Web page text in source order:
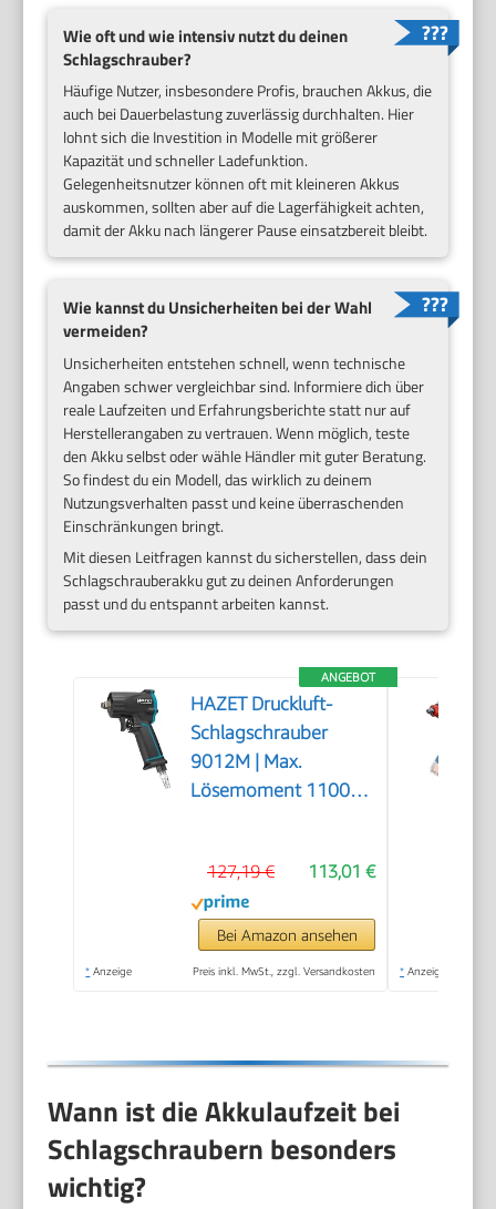
Wie oft und wie intensiv nutzt du deinen
Schlagschrauber?
Häufige Nutzer, insbesondere Profis, brauchen Akkus, die
auch bei Dauerbelastung zuverlässig durchhalten. Hier
lohnt sich die Investition in Modelle mit größerer
Kapazität und schneller Ladefunktion.
Gelegenheitsnutzer können oft mit kleineren Akkus
auskommen, sollten aber auf die Lagerfähigkeit achten,
damit der Akku nach längerer Pause einsatzbereit bleibt.
Wie kannst du Unsicherheiten bei der Wahl
vermeiden?
Unsicherheiten entstehen schnell, wenn technische
Angaben schwer vergleichbar sind. Informiere dich über
reale Laufzeiten und Erfahrungsberichte statt nur auf
Herstellerangaben zu vertrauen. Wenn möglich, teste
den Akku selbst oder wähle Händler mit guter Beratung.
So findest du ein Modell, das wirklich zu deinem
Nutzungsverhalten passt und keine überraschenden
Einschränkungen bringt.
Mit diesen Leitfragen kannst du sicherstellen, dass dein
Schlagschrauberakku gut zu deinen Anforderungen
passt und du entspannt arbeiten kannst.
ANGEBOT
HAZET Druckluft-
Schlagschrauber
9012M | Max.
Lösemoment 1100
vibrationsarm -
Werkzeug zum
Anziehen und Lösen
von Schrauben
113,01 €
127,19 €
Bei Amazon ansehen
* Anzeige Preis inkl. MwSt., zzgl. Versandkosten * Anzeige
Wann ist die Akkulaufzeit bei
Schlagschraubern besonders
wichtig?